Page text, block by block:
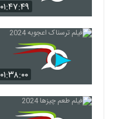
۰۱:۴۷:۴۹
۰۱:۳۸:۰۰